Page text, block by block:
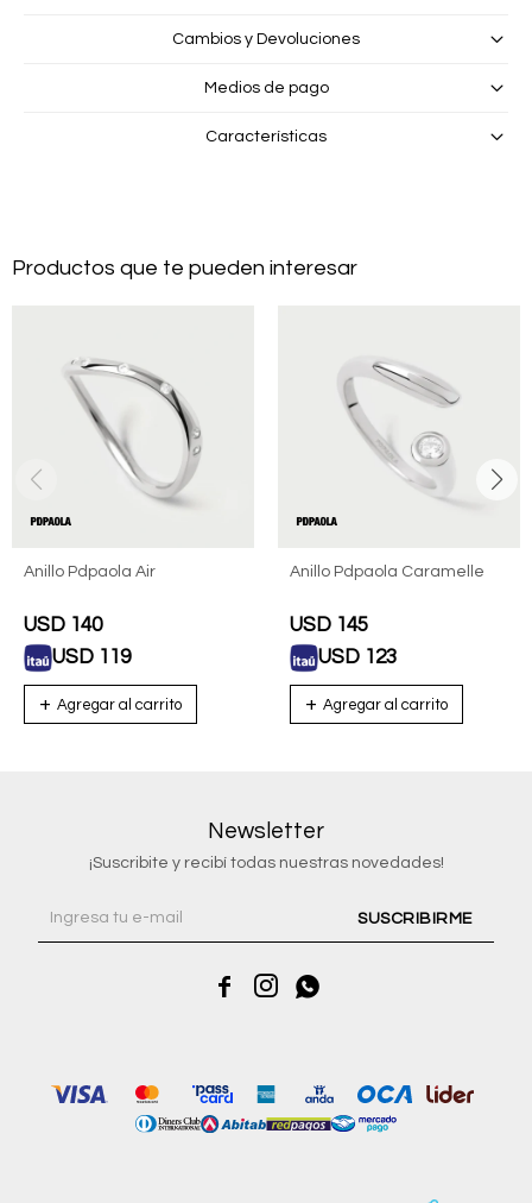
Cambios y Devoluciones
Medios de pago
Características
Productos que te pueden interesar
Anillo Pdpaola Air
USD 140
USD 119
Anillo Pdpaola Caramelle
USD 145
USD 123
Newsletter
¡Suscribite y recibí todas nuestras novedades!
SUSCRIBIRME
  